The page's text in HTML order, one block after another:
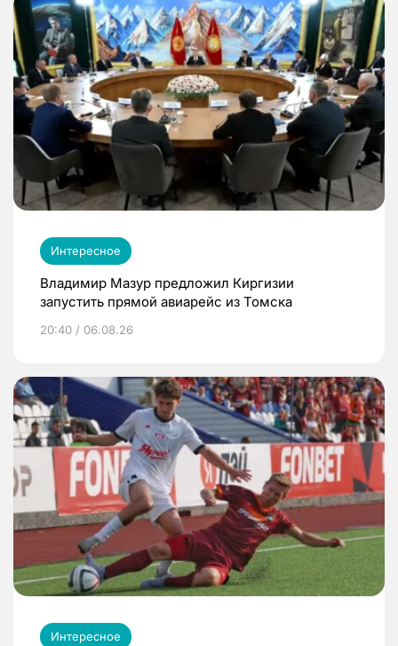
Интересное
Владимир Мазур предложил Киргизии
запустить прямой авиарейс из Томска
20:40 / 06.08.26
Интересное